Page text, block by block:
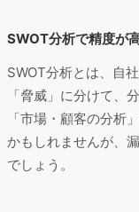
SWOT分析で精度が
SWOT分析とは、自
「脅威」に分けて、
「市場・顧客の分析
かもしれませんが、
でしょう。